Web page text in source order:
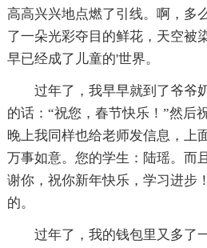
高高兴兴地点燃了引线。啊，多
了一朵光彩夺目的鲜花，天空被
早已经成了儿童的'世界。
过年了，我早早就到了爷爷
的话：“祝您，春节快乐！”然后
晚上我同样也给老师发信息，上
万事如意。您的学生：陆瑶。而
谢你，祝你新年快乐，学习进步
的。
过年了，我的钱包里又多了